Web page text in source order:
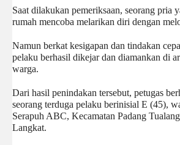
Saat dilakukan pemeriksaan, seorang pria
rumah mencoba melarikan diri dengan
Namun berkat kesigapan dan tindakan
pelaku berhasil dikejar dan diamankan di
warga.
Dari hasil penindakan tersebut, petugas
seorang terduga pelaku berinisial E (45),
Serapuh ABC, Kecamatan Padang
Langkat.